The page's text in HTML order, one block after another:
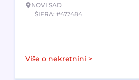
NOVI SAD
ŠIFRA: #472484
Više o nekretnini >